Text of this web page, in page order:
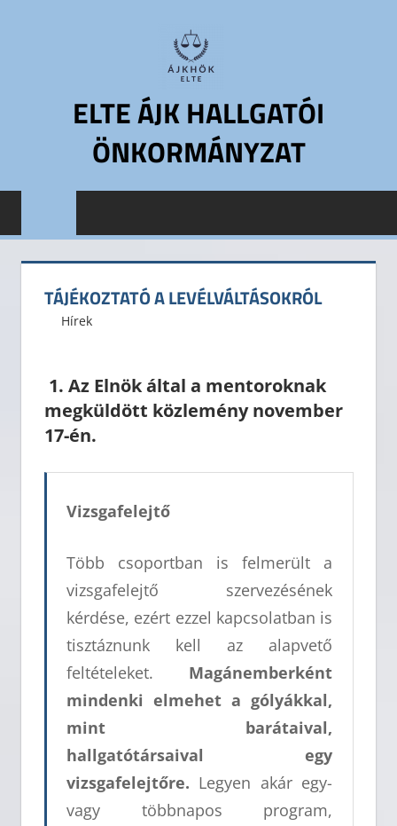
ELTE ÁJK HALLGATÓI
ÖNKORMÁNYZAT
Jogtudományi
Hallgatói
Önkormányzat
TÁJÉKOZTATÓ A LEVÉLVÁLTÁSOKRÓL
2016. január 14.
ELTE ÁJK HÖK
Hírek
1. Az Elnök által a mentoroknak
megküldött közlemény november
17-én.
Vizsgafelejtő
Több csoportban is felmerült a
vizsgafelejtő szervezésének
kérdése, ezért ezzel kapcsolatban is
tisztáznunk kell az alapvető
feltételeket. Magánemberként
mindenki elmehet a gólyákkal,
mint barátaival,
hallgatótársaival egy
vizsgafelejtőre. Legyen akár egy-
vagy többnapos program,